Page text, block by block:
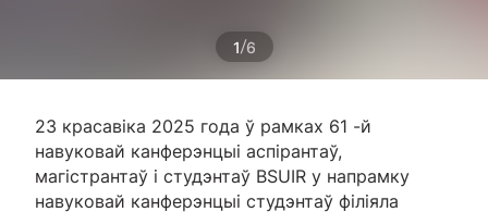
1/6
23 красавіка 2025 года ў рамках 61 -й
навуковай канферэнцыі аспірантаў,
магістрантаў і студэнтаў BSUIR у напрамку
навуковай канферэнцыі студэнтаў філіяла